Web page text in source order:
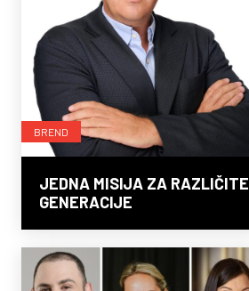
BREND
JEDNA MISIJA ZA RAZLIČITE
GENERACIJE